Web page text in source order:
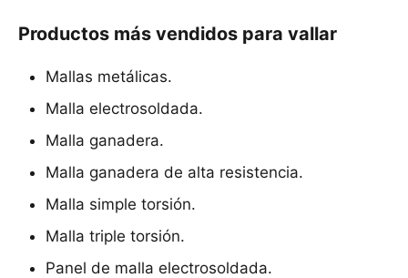
Productos más vendidos para vallar
Mallas metálicas.
Malla electrosoldada.
Malla ganadera.
Malla ganadera de alta resistencia.
Malla simple torsión.
Malla triple torsión.
Panel de malla electrosoldada.